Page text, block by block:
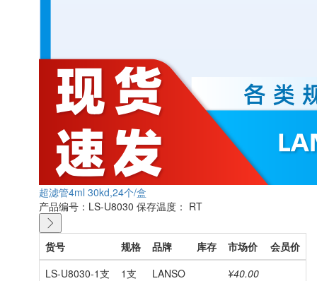
超滤管4ml 30kd,24个/盒
产品编号：LS-U8030 保存温度： RT
货号 规格 品牌 库存 市场价 会员价
LS-U8030-1支
1支 LANSO ¥40.00